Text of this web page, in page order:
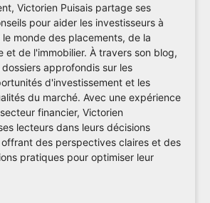
Victorien Puisais partage ses
pour aider les investisseurs à
monde des placements, de la
et de l'immobilier. À travers son blog,
approfondis sur les
d'investissement et les
du marché. Avec une expérience
financier, Victorien
lecteurs dans leurs décisions
des perspectives claires et des
pratiques pour optimiser leur